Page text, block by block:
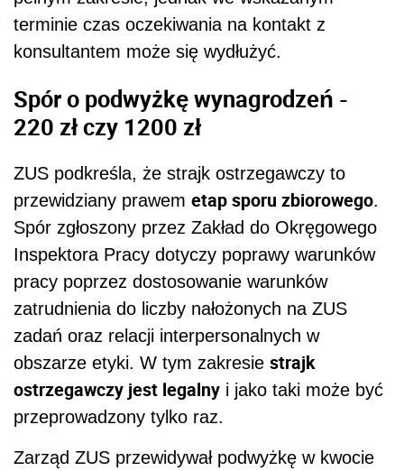
terminie czas oczekiwania na kontakt z
konsultantem może się wydłużyć.
Spór o podwyżkę wynagrodzeń -
220 zł czy 1200 zł
ZUS podkreśla, że strajk ostrzegawczy to
przewidziany prawem etap sporu zbiorowego.
Spór zgłoszony przez Zakład do Okręgowego
Inspektora Pracy dotyczy poprawy warunków
pracy poprzez dostosowanie warunków
zatrudnienia do liczby nałożonych na ZUS
zadań oraz relacji interpersonalnych w
obszarze etyki. W tym zakresie strajk
ostrzegawczy jest legalny i jako taki może być
przeprowadzony tylko raz.
Zarząd ZUS przewidywał podwyżkę w kwocie